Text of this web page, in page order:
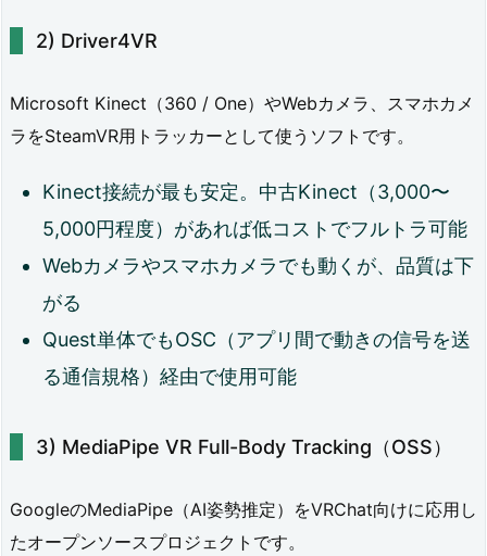
め
成
無
ま
ず
Driver4VR
Microsoft Kinect（360 / One）やWebカメラ、スマホカメ
ラをSteamVR用トラッカーとして使うソフトです。
Kinect接続が最も安定。中古Kinect（3,000〜
5,000円程度）があれば低コストでフルトラ可能
Webカメラやスマホカメラでも動くが、品質は下
がる
Quest単体でもOSC（アプリ間で動きの信号を送
る通信規格）経由で使用可能
MediaPipe VR Full-Body Tracking（OSS）
GoogleのMediaPipe（AI姿勢推定）をVRChat向けに応用し
たオープンソースプロジェクトです。